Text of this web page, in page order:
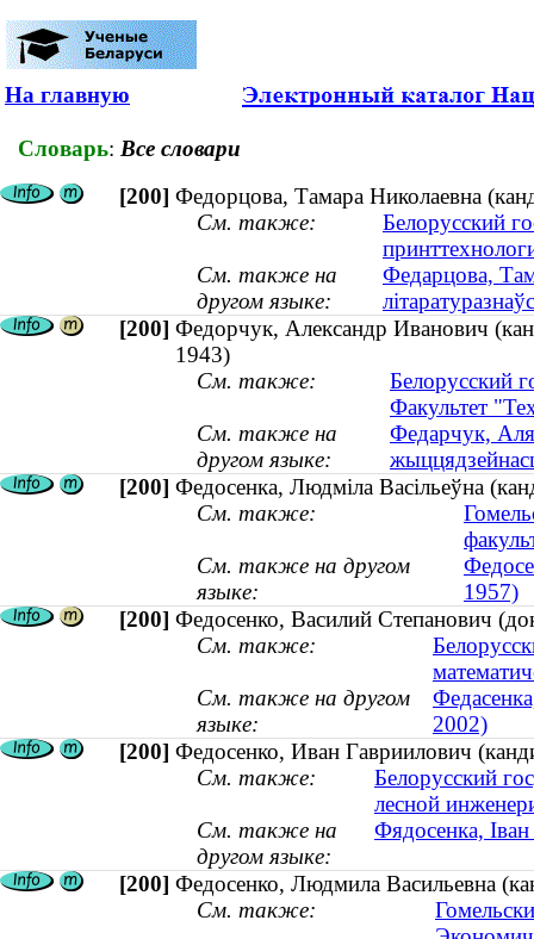
На главную
Словарь: Все словари
[200] Федорцова, Тамара Николаевна
См. также:
Белорусский
См. также на
другом языке:
Федарцова,
[200] Федорчук, Александр Иванович
1943)
См. также:
Белорусский
Факультет
См. также на
другом языке:
Федарчук,
[200] Федосенка, Людміла Васільеўна
См. также:
См. также на другом
языке:
1957)
[200] Федосенко, Василий Степанович
См. также:
См. также на другом
языке:
2002)
[200] Федосенко, Иван Гавриилович
См. также:
Белорусский
лесной
См. также на
другом языке:
Фядосенка,
[200] Федосенко, Людмила Васильевна
См. также: